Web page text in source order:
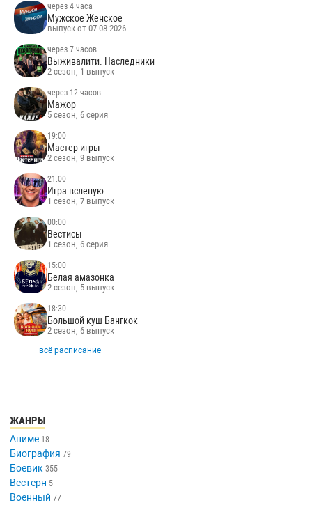
через 4 часа
Мужское Женское
выпуск от 07.08.2026
через 7 часов
Выживалити. Наследники
2 сезон, 1 выпуск
через 12 часов
Мажор
5 сезон, 6 серия
19:00
Мастер игры
2 сезон, 9 выпуск
21:00
Игра вслепую
1 сезон, 7 выпуск
00:00
Вестисы
1 сезон, 6 серия
15:00
Белая амазонка
2 сезон, 5 выпуск
18:30
Большой куш Бангкок
2 сезон, 6 выпуск
всё расписание
ЖАНРЫ
Аниме 18
Биография 79
Боевик 355
Вестерн 5
Военный 77